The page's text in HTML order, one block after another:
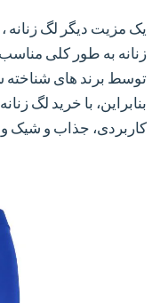
یک مزیت دیگر لگ
زنانه به طور کلی
توسط برند های
بنابراین، با خرید لگ
کاربردی، جذاب و شیک و